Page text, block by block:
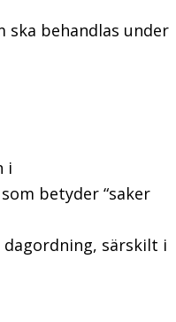
ska behandlas under
i
betyder “saker
särskilt i